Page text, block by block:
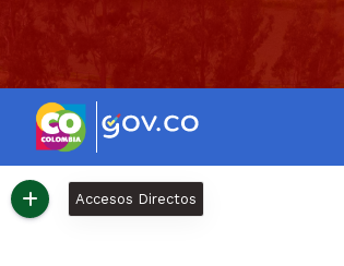
Accesos Directos